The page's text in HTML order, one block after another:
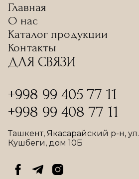
Главная
О нас
Каталог продукции
Контакты
ДЛЯ СВЯЗИ
+998 99 405 77 11
+998 99 408 77 11
Ташкент, Якасарайский р-н, ул.
Кушбеги, дом 10Б